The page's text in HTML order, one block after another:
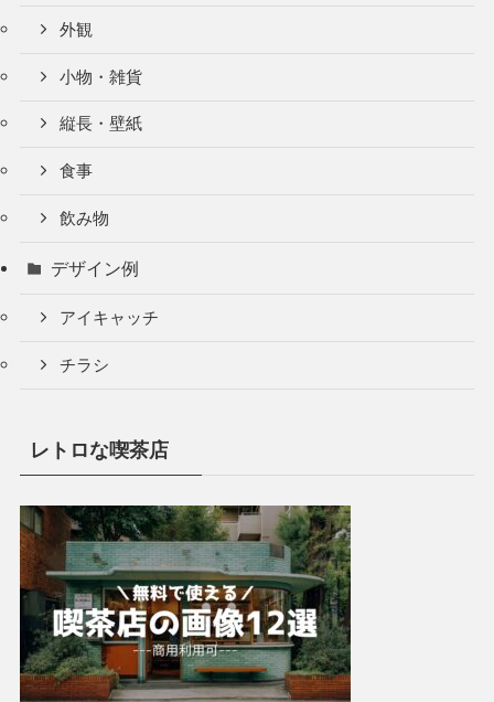
外観
小物・雑貨
縦長・壁紙
食事
飲み物
デザイン例
アイキャッチ
チラシ
レトロな喫茶店